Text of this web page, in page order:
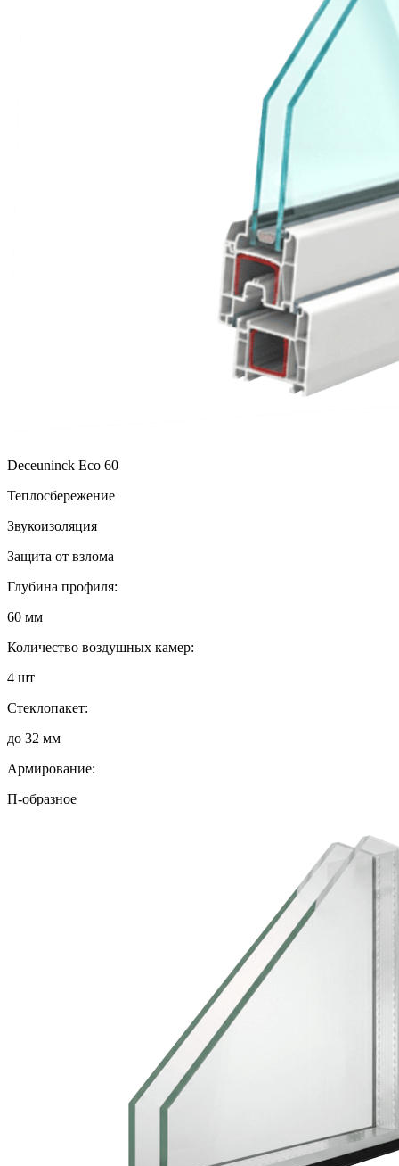
Deceuninck Eco 60
Теплосбережение
Звукоизоляция
Защита от взлома
Глубина профиля:
60 мм
Количество воздушных камер:
4 шт
Стеклопакет:
до 32 мм
Армирование:
П-образное